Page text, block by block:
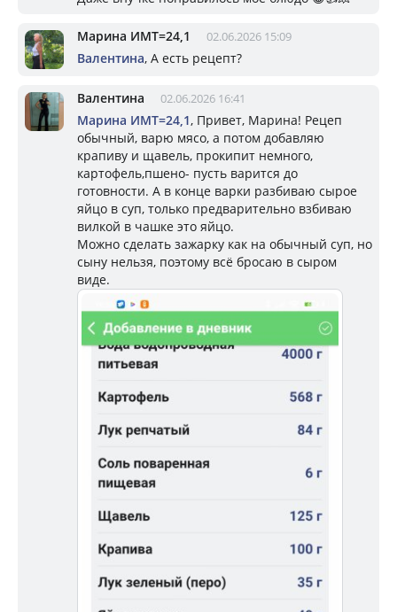
Марина ИМТ=24,1 02.06.2026 15:09
Валентина, А есть рецепт?
Валентина 02.06.2026 16:41
Марина ИМТ=24,1, Привет, Марина! Рецеп
обычный, варю мясо, а потом добавляю
крапиву и щавель, прокипит немного,
картофель,пшено- пусть варится до
готовности. А в конце варки разбиваю сырое
яйцо в суп, только предварительно взбиваю
вилкой в чашке это яйцо.
Можно сделать зажарку как на обычный суп, но
сыну нельзя, поэтому всё бросаю в сыром
виде.